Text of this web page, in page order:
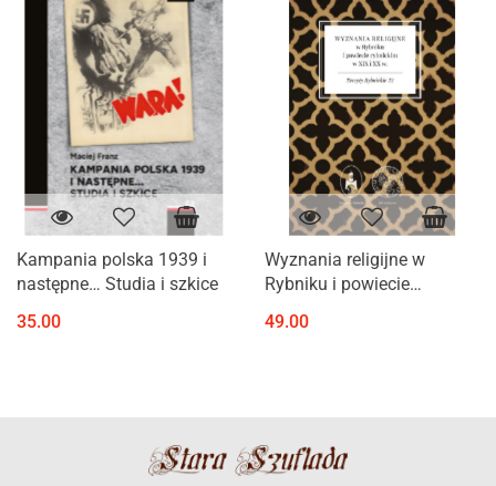
Kampania polska 1939 i
następne… Studia i szkice
35.00
Wyznania religijne w
Rybniku i powiecie
49.00